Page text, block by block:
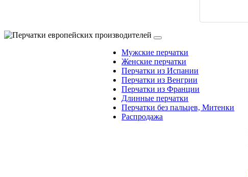
Мужские перчатки
Женские перчатки
Перчатки из Испании
Перчатки из Венгрии
Перчатки из Франции
Длинные перчатки
Перчатки без пальцев, Митенки
Распродажа